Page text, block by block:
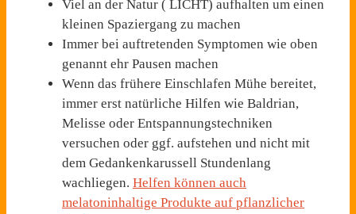
Viel an der Natur ( LICHT) aufhalten um einen
kleinen Spaziergang zu machen
Immer bei auftretenden Symptomen wie oben
genannt ehr Pausen machen
Wenn das frühere Einschlafen Mühe bereitet,
immer erst natürliche Hilfen wie Baldrian,
Melisse oder Entspannungstechniken
versuchen oder ggf. aufstehen und nicht mit
dem Gedankenkarussell Stundenlang
wachliegen. Helfen können auch
melatoninhaltige Produkte auf pflanzlicher